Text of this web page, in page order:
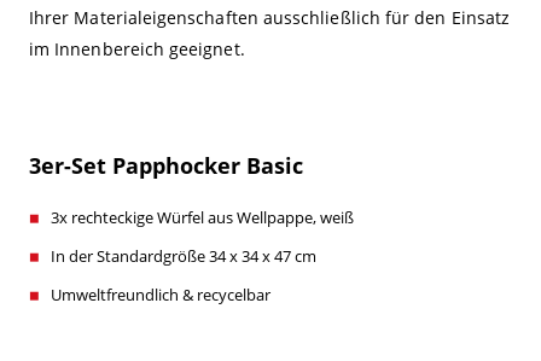
Ihrer Materialeigenschaften ausschließlich für den Einsatz
im Innenbereich geeignet.
3er-Set Papphocker Basic
3x rechteckige Würfel aus Wellpappe, weiß
In der Standardgröße 34 x 34 x 47 cm
Umweltfreundlich & recycelbar